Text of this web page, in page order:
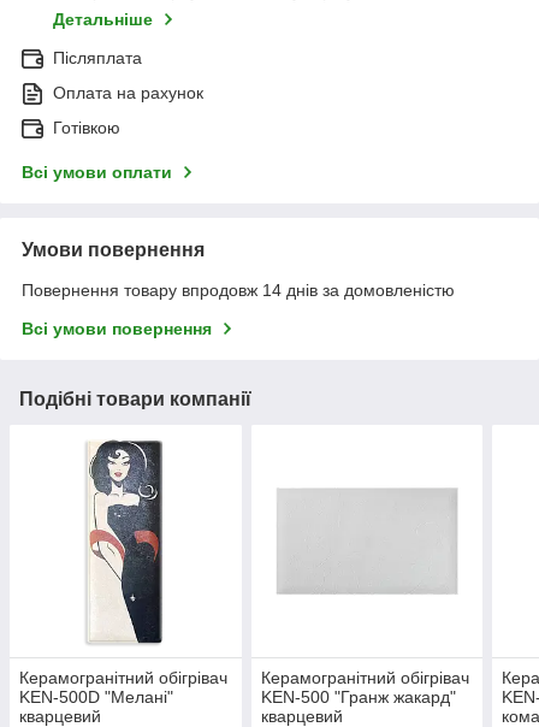
Детальніше
Післяплата
Оплата на рахунок
Готівкою
Всі умови оплати
Умови повернення
Повернення товару впродовж 14 днів за домовленістю
Всі умови повернення
Подібні товари компанії
Керамогранітний обігрівач
KEN-500D "Мелані"
кварцевий
Керамогранітний обігрівач
KEN-500 "Гранж жакард"
кварцевий